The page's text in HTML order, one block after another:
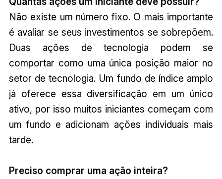
Não existe um número fixo. O mais importante
é avaliar se seus investimentos se sobrepõem.
Duas ações de tecnologia podem se
comportar como uma única posição maior no
setor de tecnologia. Um fundo de índice amplo
já oferece essa diversificação em um único
ativo, por isso muitos iniciantes começam com
um fundo e adicionam ações individuais mais
tarde.
Preciso comprar uma ação inteira?